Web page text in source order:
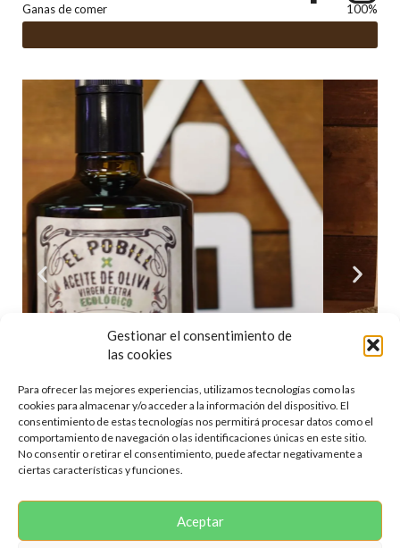
Gestionar el consentimiento de
las cookies
Para ofrecer las mejores experiencias, utilizamos tecnologías como las
cookies para almacenar y/o acceder a la información del dispositivo. El
consentimiento de estas tecnologías nos permitirá procesar datos como el
comportamiento de navegación o las identificaciones únicas en este sitio.
No consentir o retirar el consentimiento, puede afectar negativamente a
ciertas características y funciones.
Aceptar
Ganas de comer 100%